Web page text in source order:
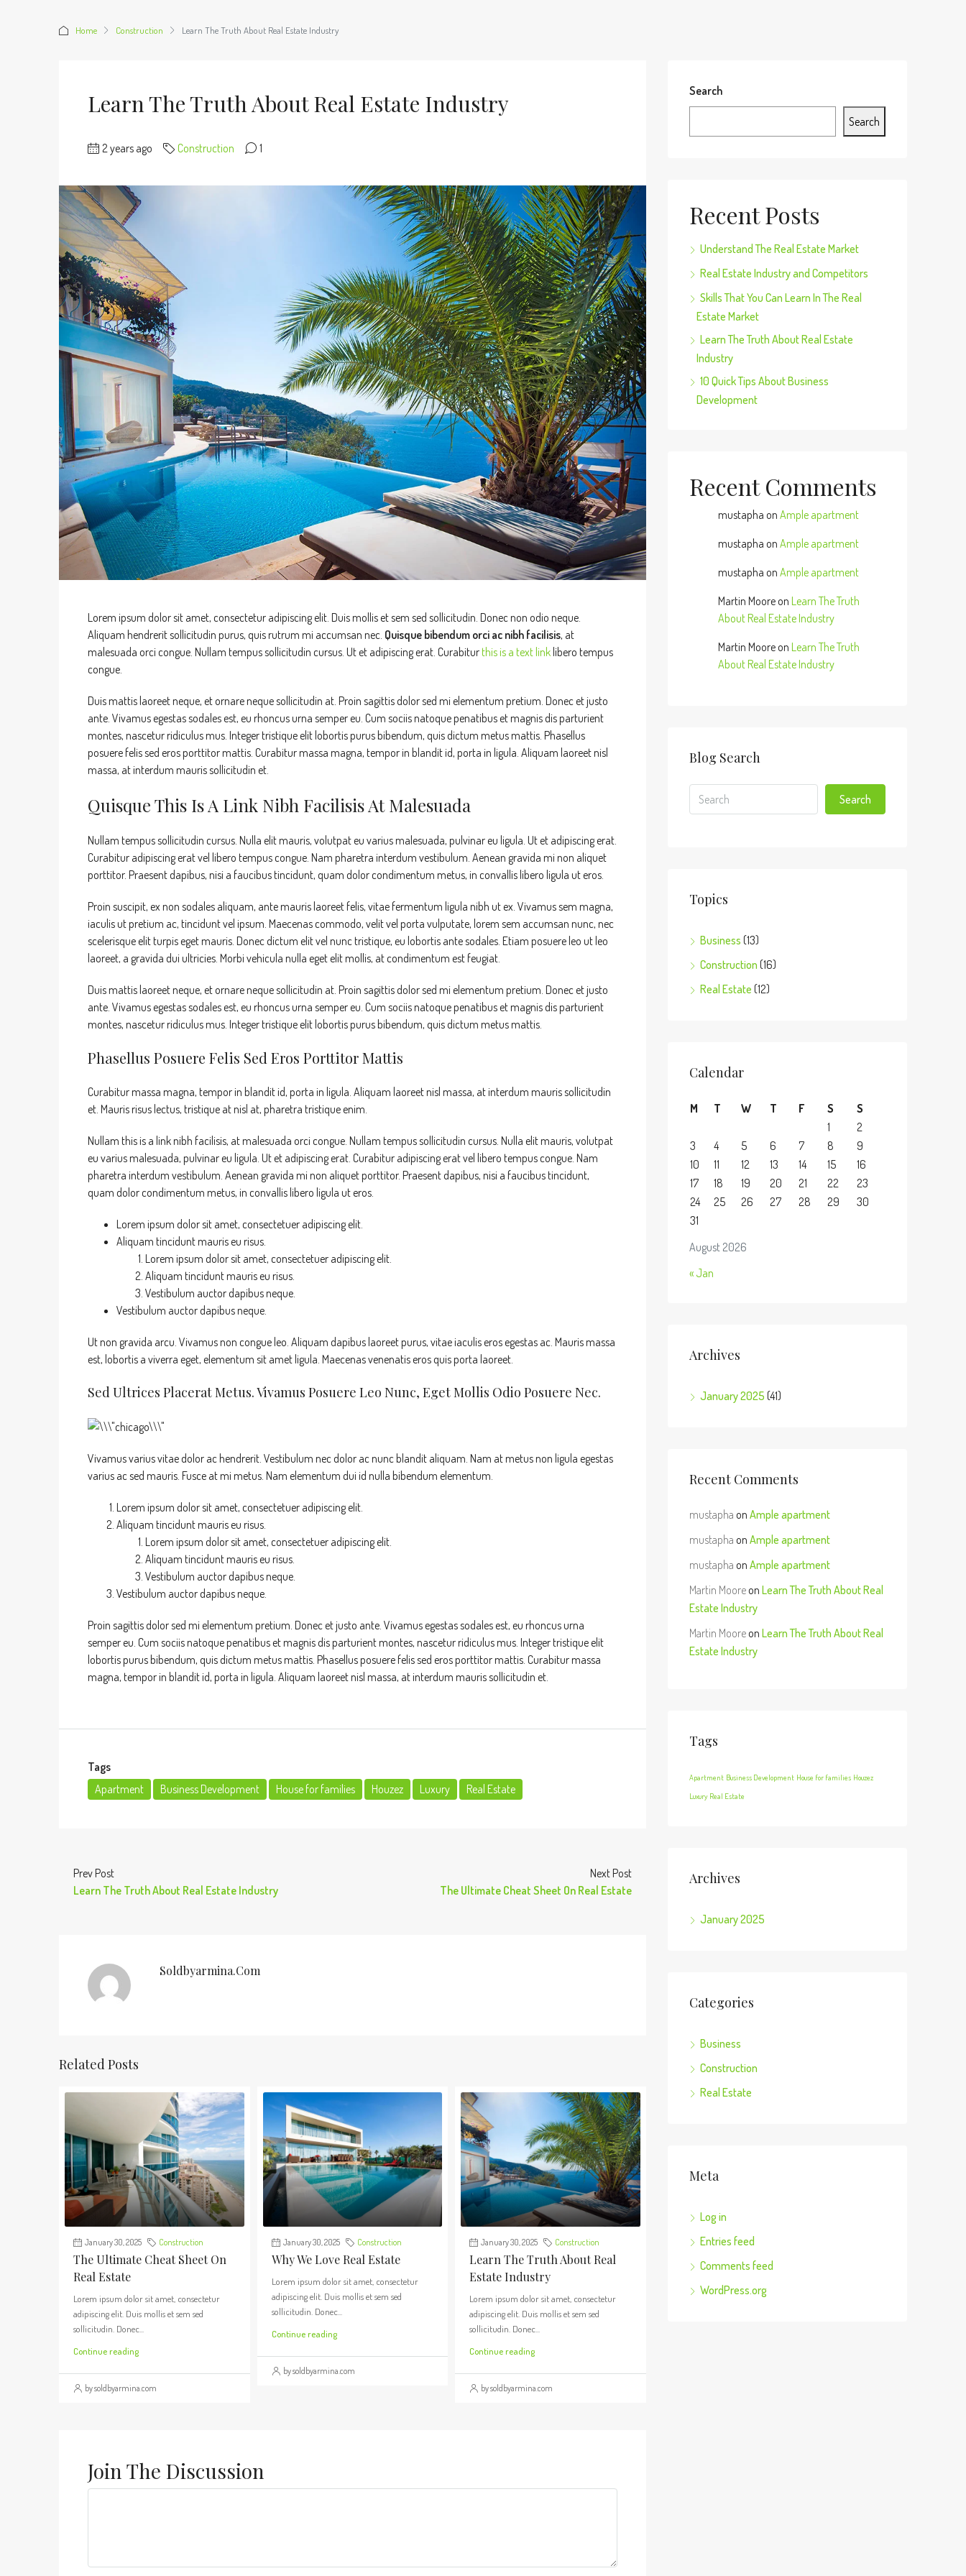
Home Construction Learn The Truth About Real Estate Industry
Learn The Truth About Real Estate Industry
2 years ago Construction 1
Lorem ipsum dolor sit amet, consectetur adipiscing elit. Duis mollis et sem sed sollicitudin. Donec non odio neque.
Aliquam hendrerit sollicitudin purus, quis rutrum mi accumsan nec. Quisque bibendum orci ac nibh facilisis, at
malesuada orci congue. Nullam tempus sollicitudin cursus. Ut et adipiscing erat. Curabiturthis is a text linklibero tempus
congue.
Duis mattis laoreet neque, et ornare neque sollicitudin at. Proin sagittis dolor sed mi elementum pretium. Donec et justo
ante. Vivamus egestas sodales est, eu rhoncus urna semper eu. Cum sociis natoque penatibus et magnis dis parturient
montes, nascetur ridiculus mus. Integer tristique elit lobortis purus bibendum, quis dictum metus mattis. Phasellus
posuere felis sed eros porttitor mattis. Curabitur massa magna, tempor in blandit id, porta in ligula. Aliquam laoreet nisl
massa, at interdum mauris sollicitudin et.
Quisque This Is A Link Nibh Facilisis At Malesuada
Nullam tempus sollicitudin cursus. Nulla elit mauris, volutpat eu varius malesuada, pulvinar eu ligula. Ut et adipiscing erat.
Curabitur adipiscing erat vel libero tempus congue. Nam pharetra interdum vestibulum. Aenean gravida mi non aliquet
porttitor. Praesent dapibus, nisi a faucibus tincidunt, quam dolor condimentum metus, in convallis libero ligula ut eros.
Proin suscipit, ex non sodales aliquam, ante mauris laoreet felis, vitae fermentum ligula nibh ut ex. Vivamus sem magna,
iaculis ut pretium ac, tincidunt vel ipsum. Maecenas commodo, velit vel porta vulputate, lorem sem accumsan nunc, nec
scelerisque elit turpis eget mauris. Donec dictum elit vel nunc tristique, eu lobortis ante sodales. Etiam posuere leo ut leo
laoreet, a gravida dui ultricies. Morbi vehicula nulla eget elit mollis, at condimentum est feugiat.
Duis mattis laoreet neque, et ornare neque sollicitudin at. Proin sagittis dolor sed mi elementum pretium. Donec et justo
ante. Vivamus egestas sodales est, eu rhoncus urna semper eu. Cum sociis natoque penatibus et magnis dis parturient
montes, nascetur ridiculus mus. Integer tristique elit lobortis purus bibendum, quis dictum metus mattis.
Phasellus Posuere Felis Sed Eros Porttitor Mattis
Curabitur massa magna, tempor in blandit id, porta in ligula. Aliquam laoreet nisl massa, at interdum mauris sollicitudin
et. Mauris risus lectus, tristique at nisl at, pharetra tristique enim.
Nullam this is a link nibh facilisis, at malesuada orci congue. Nullam tempus sollicitudin cursus. Nulla elit mauris, volutpat
eu varius malesuada, pulvinar eu ligula. Ut et adipiscing erat. Curabitur adipiscing erat vel libero tempus congue. Nam
pharetra interdum vestibulum. Aenean gravida mi non aliquet porttitor. Praesent dapibus, nisi a faucibus tincidunt,
quam dolor condimentum metus, in convallis libero ligula ut eros.
Lorem ipsum dolor sit amet, consectetuer adipiscing elit.
Aliquam tincidunt mauris eu risus.
Lorem ipsum dolor sit amet, consectetuer adipiscing elit.
Aliquam tincidunt mauris eu risus.
Vestibulum auctor dapibus neque.
Vestibulum auctor dapibus neque.
Ut non gravida arcu. Vivamus non congue leo. Aliquam dapibus laoreet purus, vitae iaculis eros egestas ac. Mauris massa
est, lobortis a viverra eget, elementum sit amet ligula. Maecenas venenatis eros quis porta laoreet.
Sed Ultrices Placerat Metus. Vivamus Posuere Leo Nunc, Eget Mollis Odio Posuere Nec.
Vivamus varius vitae dolor ac hendrerit. Vestibulum nec dolor ac nunc blandit aliquam. Nam at metus non ligula egestas
varius ac sed mauris. Fusce at mi metus. Nam elementum dui id nulla bibendum elementum.
Lorem ipsum dolor sit amet, consectetuer adipiscing elit.
Aliquam tincidunt mauris eu risus.
Lorem ipsum dolor sit amet, consectetuer adipiscing elit.
Aliquam tincidunt mauris eu risus.
Vestibulum auctor dapibus neque.
Vestibulum auctor dapibus neque.
Proin sagittis dolor sed mi elementum pretium. Donec et justo ante. Vivamus egestas sodales est, eu rhoncus urna
semper eu. Cum sociis natoque penatibus et magnis dis parturient montes, nascetur ridiculus mus. Integer tristique elit
lobortis purus bibendum, quis dictum metus mattis. Phasellus posuere felis sed eros porttitor mattis. Curabitur massa
magna, tempor in blandit id, porta in ligula. Aliquam laoreet nisl massa, at interdum mauris sollicitudin et.
Tags
Apartment
Business Development House for families Houzez Luxury Real Estate
Prev Post
Learn The Truth About Real Estate Industry
Next Post
The Ultimate Cheat Sheet On Real Estate
Soldbyarmina.com
Related Posts
January 30, 2025 Construction
The Ultimate Cheat Sheet On
Real Estate
Lorem ipsum dolor sit amet, consectetur
adipiscing elit. Duis mollis et sem sed
sollicitudin. Donec...
Continue reading
by soldbyarmina.com
January 30, 2025 Construction
Why We Love Real Estate
Lorem ipsum dolor sit amet, consectetur
adipiscing elit. Duis mollis et sem sed
sollicitudin. Donec...
Continue reading
by soldbyarmina.com
January 30, 2025 Construction
Learn The Truth About Real
Estate Industry
Lorem ipsum dolor sit amet, consectetur
adipiscing elit. Duis mollis et sem sed
sollicitudin. Donec...
Continue reading
by soldbyarmina.com
Join The Discussion
Search
Search
Recent Posts
Understand The Real Estate Market
Real Estate Industry and Competitors
Skills That You Can Learn In The Real
Estate Market
Learn The Truth About Real Estate
Industry
10 Quick Tips About Business
Development
Recent Comments
mustapha on Ample apartment
mustapha on Ample apartment
mustapha on Ample apartment
Martin Mooreon Learn The Truth
About Real Estate Industry
Martin Mooreon Learn The Truth
About Real Estate Industry
Blog Search
Search
Topics
Business (13)
Construction (16)
Real Estate (12)
Calendar
August 2026
M T W T F S
S
1
2
3
4 5 6 7 8
9
10
11 12 13 14 15
16
17
18 19 20 21 22
23
24
25 26 27 28 29
30
31
« Jan
Archives
January 2025 (41)
Recent Comments
mustapha on Ample apartment
mustapha on Ample apartment
mustapha on Ample apartment
Martin Mooreon Learn The Truth About Real
Estate Industry
Martin Mooreon Learn The Truth About Real
Estate Industry
Tags
Apartment Business Development House for families Houzez
Luxury Real Estate
Archives
January 2025
Categories
Business
Construction
Real Estate
Meta
Log in
Entries feed
Comments feed
WordPress.org